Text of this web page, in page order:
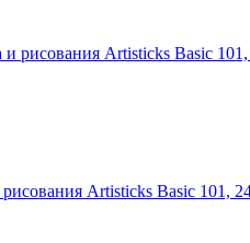
Artisticks Basic 101,